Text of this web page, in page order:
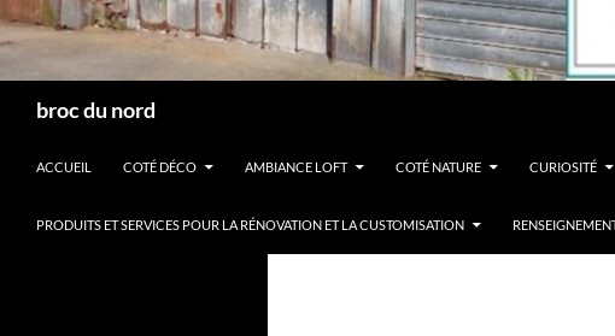
broc du nord
ACCUEIL COTÉ DÉCO AMBIANCE LOFT COTÉ NATURE CURIOSITÉ
PRODUITS ET SERVICES POUR LA RÉNOVATION ET LA CUSTOMISATION